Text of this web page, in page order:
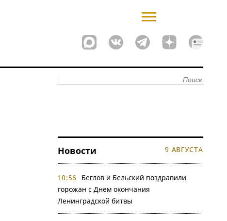
Новости 9 АВГУСТА
10:56
Беглов и Бельский поздравили
горожан с Днем окончания
Ленинградской битвы